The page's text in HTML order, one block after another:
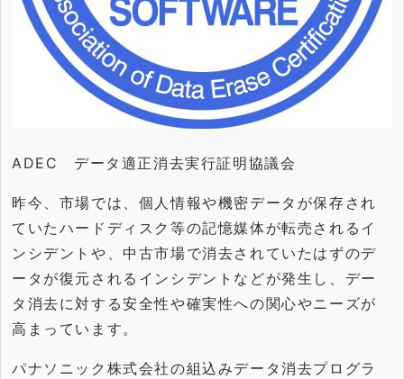
ADEC データ適正消去実行証明協議会
昨今、市場では、 個人情報や機密データが保存され
ていたハードディスク等の記憶媒体が転売されるイ
ンシデントや、 中古市場で消去されていたはずのデ
ータが復元されるインシデント などが発生し、 デー
タ消去に対する安全性や確実性への関心やニーズが
高まってい ます。
パナソニック株式会社の組込みデータ消去プログラ